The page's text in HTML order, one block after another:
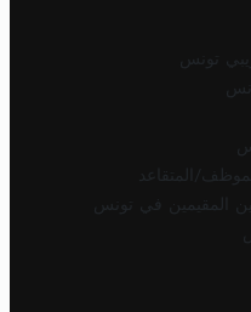
تونس
المتقاعد
المقيمين في تونس